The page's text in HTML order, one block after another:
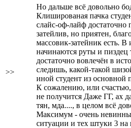
>>
Но дальше всё довольно
Клишированая пачка
слайс-оф-лайф достаточно
затейлив, но приятен,
массовик-затейник есть. В
начинаются руты и
достаточно вовлечён в
следишь, какой-такой
иной студент из основной
К сожалению, или
не получится Даже ГГ, ах
тян, мда...., в целом всё
Максимум - очень
ситуации и тех штуки 3 на